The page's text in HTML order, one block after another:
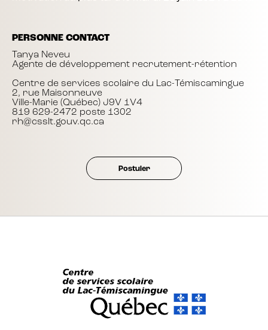
PERSONNE CONTACT
Tanya Neveu
Agente de développement recrutement-rétention
Centre de services scolaire du Lac-Témiscamingue
2, rue Maisonneuve
Ville-Marie (Québec) J9V 1V4
819 629-2472 poste 1302
rh@csslt.gouv.qc.ca
Postuler